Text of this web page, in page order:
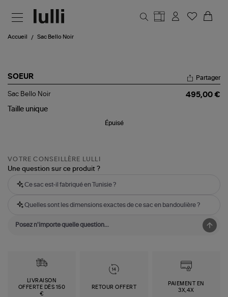
Accueil Sac Bello Noir
SOEUR
Sac
Noir
Partager
Sac Bello Noir
495,00 €
Taille unique
Épuisé
VOTRE CONSEILLÈRE LULLI
Une question sur ce produit ?
Ce sac est-il fabriqué en Tunisie ?
Quelles sont les dimensions exactes de ce sac en bandoulière ?
LIVRAISON
OFFERTE DÈS 150
€
RETOUR OFFERT
PAIEMENT EN
3X,4X